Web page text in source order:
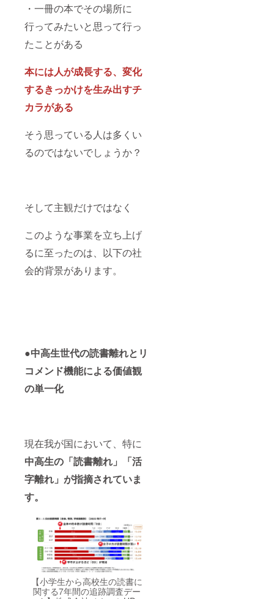
・一冊の本でその場所に
行ってみたいと思って行っ
たことがある
本には人が成長する、変化
するきっかけを生み出すチ
カラがある
そう思っている人は多くい
るのではないでしょうか？
そして主観だけではなく
このような事業を立ち上げ
るに至ったのは、以下の社
会的背景があります。
●中高生世代の読書離れとリ
コメンド機能による価値観
の単一化
現在我が国において、特に
中高生の「読書離れ」「活
字離れ」が指摘されていま
す。
【小学生から高校生の読書に
関する7年間の追跡調査デー